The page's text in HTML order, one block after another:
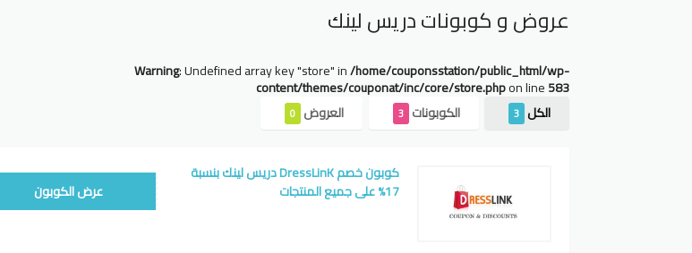
عروض و كوبونات دريس لينك
Warning: Undefined array key "store" in/home/couponsstation/public_html/wp-
content/themes/couponat/inc/core/store.phpon line583
الكل 3 الكوبونات 3 العروض 0
كوبون خصم DressLinK دريس لينك بنسبة
17% على جميع المنتجات
DLAPR2عرض الكوبون